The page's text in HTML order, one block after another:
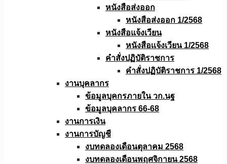
หนังสือส่งออก
หนังสือส่งออก 1/2568
หนังสือแจ้งเวียน
หนังสือเเจ้งเวียน 1/2568
คำสั่งปฏิบัติราชการ
คำสั่งปฏิบัติราชการ 1/2568
งานบุคลากร
ข้อมูลบุคกรภายใน วก.นฐ
ข้อมูลบุคลากร 66-68
งานการเงิน
งานการบัญชี
งบทดลองเดือนตุลาคม 2568
งบทดลองเดือนพฤศจิกายน 2568